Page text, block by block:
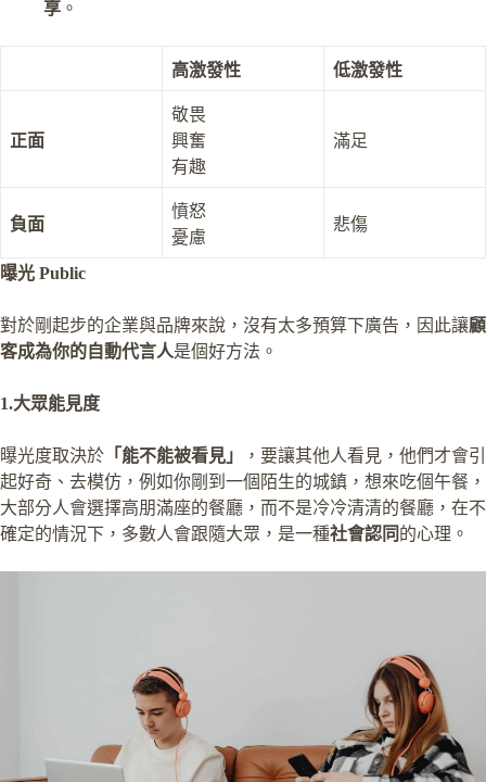
享 。
高激發性 低激發性
正面
敬畏
興奮
有趣
滿足
負面
憤怒
憂慮
悲傷
曝光 Public
對於剛起步的企業與品牌來說，沒有太多預算下廣告，因此讓顧
客成為你的自動代言人是個好方法。
1.大眾能見度
曝光度取決於 「能不能被看見」
，要讓其他人看見，他們才會引
起好奇、去模仿，例如你剛到一個陌生的城鎮，想來吃個午餐，
大部分人會選擇高朋滿座的餐廳，而不是冷冷清清的餐廳，在不
確定的情況下，多數人會跟隨大眾，是一種社會認同 的心理。